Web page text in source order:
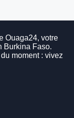
Ouaga24, votre
Burkina Faso.
moment : vivez